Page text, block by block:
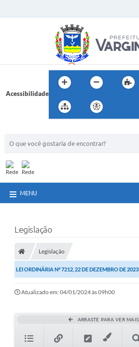
Acessibilidade
MENU
Legislação
Legislação
LEI ORDINÁRIA Nº 7212, 22 DE DEZEMBRO DE 2023
Atualizado em: 04/01/2024 às 09h00
ARRASTE PARA VER MAIS